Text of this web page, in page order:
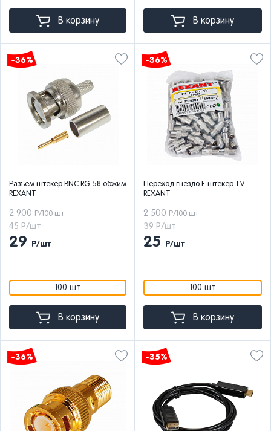
В корзину В корзину
-36%
Разъем штекер BNC RG-58 обжим
REXANT
2 900 Р/100 шт
45 Р/шт
29 Р/шт
100 шт
В корзину
-36%
Переход гнездо F-штекер TV
REXANT
2 500 Р/100 шт
39 Р/шт
25 Р/шт
100 шт
В корзину
-36% -35%